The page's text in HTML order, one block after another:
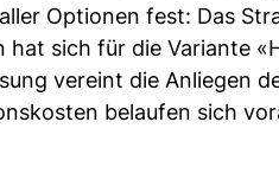
Optionen fest: Das
hat sich für die Variante
vereint die Anliegen
belaufen sich